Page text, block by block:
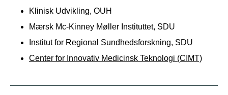
Klinisk Udvikling, OUH
Mærsk Mc-Kinney Møller Instituttet, SDU
Institut for Regional Sundhedsforskning, SDU
Center for Innovativ Medicinsk Teknologi (CIMT)